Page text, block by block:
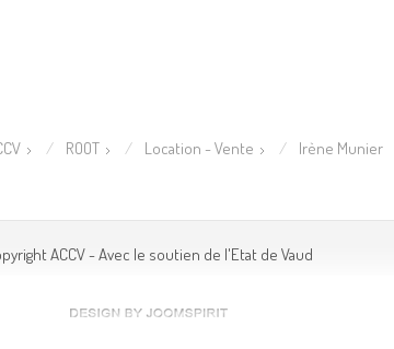
ROOT Location - Vente Irène Munier
ACCV - Avec le soutien de l'Etat de Vaud